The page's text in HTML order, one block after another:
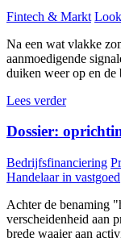
Fintech & Markt
Na een wat vlakke
aanmoedigende
duiken weer op en de
Lees verder
Dossier:
Bedrijfsfinanciering
Handelaar in vastgoed
Achter de benaming
verscheidenheid aan
brede waaier aan